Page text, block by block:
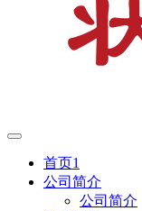
首页1
公司简介
公司简介